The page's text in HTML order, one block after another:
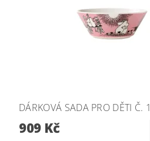
DÁRKOVÁ SADA PRO DĚTI Č. 1
909 Kč